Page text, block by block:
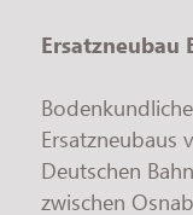
Ersatzneubau
Ersatzneubaus
Deutschen
zwischen